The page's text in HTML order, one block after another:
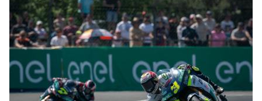
© R.Lekl